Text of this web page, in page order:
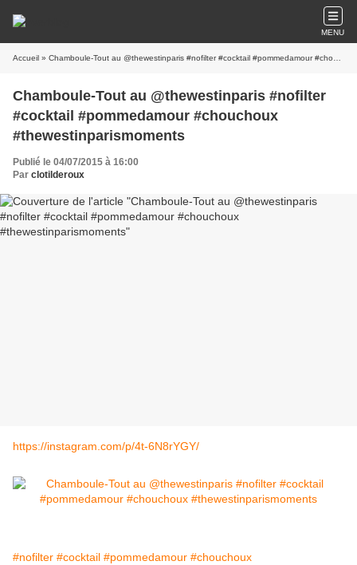
MENU
Accueil » Chamboule-Tout au @thewestinparis #nofilter #cocktail #pommedamour #chouchoux #thewestinparismoments
Chamboule-Tout au @thewestinparis #nofilter
#cocktail #pommedamour #chouchoux
#thewestinparismoments
Publié le 04/07/2015 à 16:00
Par clotilderoux
https://instagram.com/p/4t-6N8rYGY/
#nofilter #cocktail #pommedamour #chouchoux